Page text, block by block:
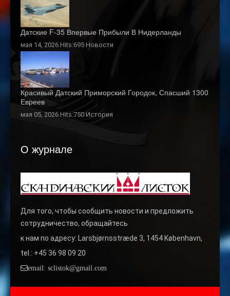
Датские F-35 Впервые Прибыли В Нидерланды
мая 14, 2026 Hits:695 Новости
Красивый Датский Приморский Городок, Спасший 1300
Евреев
мая 05, 2026 Hits:750 История
О журнале
Для того, чтобы сообщить новости и предложить
сотрудничество, обращайтесь
к нам по адресу: Larsbjørnsstræde 3, 1454 København,
tel.: +45 36 98 09 20
email: sclistok@gmail.com